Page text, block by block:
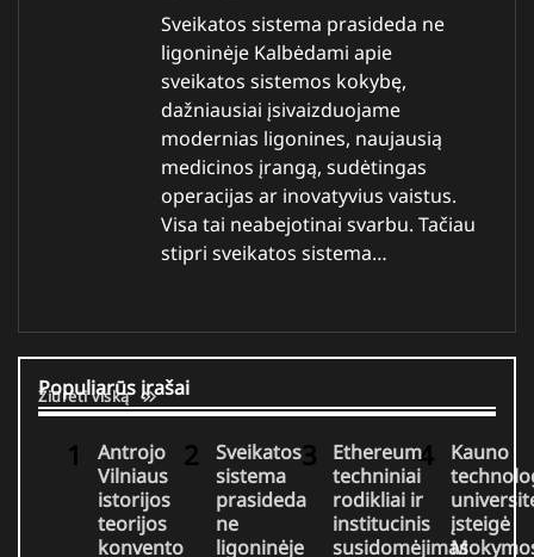
Sveikatos sistema prasideda ne
ligoninėje Kalbėdami apie
sveikatos sistemos kokybę,
dažniausiai įsivaizduojame
modernias ligonines, naujausią
medicinos įrangą, sudėtingas
operacijas ar inovatyvius vaistus.
Visa tai neabejotinai svarbu. Tačiau
stipri sveikatos sistema…
Populiarūs įrašai
Žiūrėti viską
Antrojo
Vilniaus
istorijos
teorijos
konvento
Sveikatos
sistema
prasideda
ne
ligoninėje
Ethereum
techniniai
rodikliai ir
institucinis
susidomėjimas
Kauno
įsteigė